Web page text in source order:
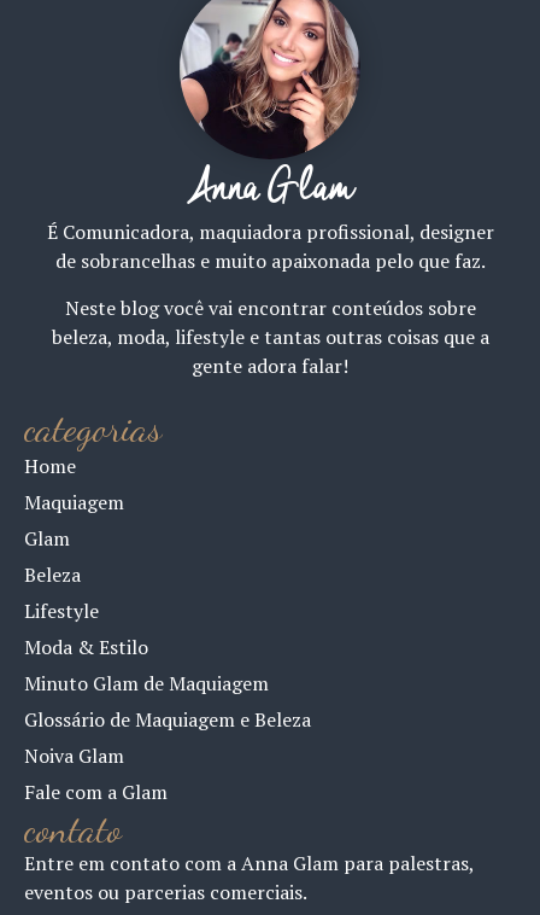
Anna Glam
É Comunicadora, maquiadora profissional, designer
de sobrancelhas e muito apaixonada pelo que faz.
Neste blog você vai encontrar conteúdos sobre
beleza, moda, lifestyle e tantas outras coisas que a
gente adora falar!
categorias
Home
Maquiagem
Glam
Beleza
Lifestyle
Moda & Estilo
Minuto Glam de Maquiagem
Glossário de Maquiagem e Beleza
Noiva Glam
Fale com a Glam
contato
Entre em contato com a Anna Glam para palestras,
eventos ou parcerias comerciais.